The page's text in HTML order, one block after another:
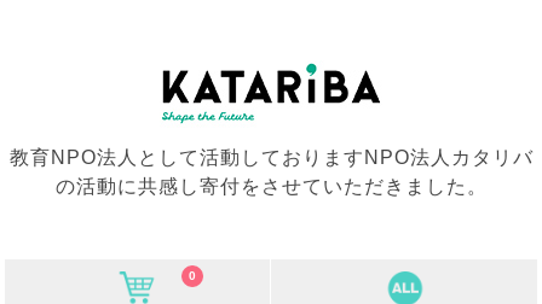
教育NPO法人として活動しておりますNPO法人カタリバ
の活動に共感し寄付をさせていただきました。
0